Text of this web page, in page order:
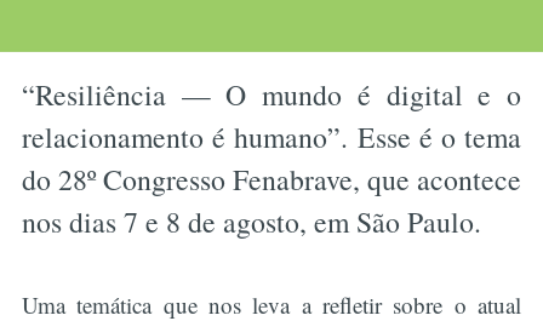
“Resiliência — O mundo é digital e o
relacionamento é humano”. Esse é o tema
do 28º Congresso Fenabrave, que acontece
nos dias 7 e 8 de agosto, em São Paulo.
Uma temática que nos leva a refletir sobre o atual